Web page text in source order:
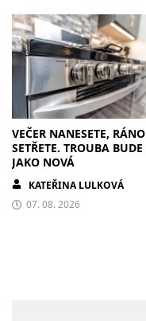
VEČER NANESETE, RÁNO
SETŘETE. TROUBA BUDE
JAKO NOVÁ
KATEŘINA LULKOVÁ
07. 08. 2026